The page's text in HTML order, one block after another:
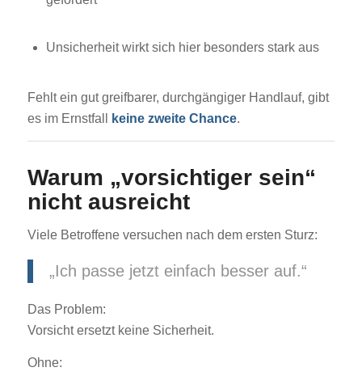
Unsicherheit wirkt sich hier besonders stark aus
Fehlt ein gut greifbarer, durchgängiger Handlauf, gibt
es im Ernstfall
keine zweite Chance.
Warum „vorsichtiger sein“
nicht ausreicht
Viele Betroffene versuchen nach dem ersten Sturz:
„Ich passe jetzt einfach besser auf.“
Das Problem:
Vorsicht ersetzt keine Sicherheit.
Ohne: